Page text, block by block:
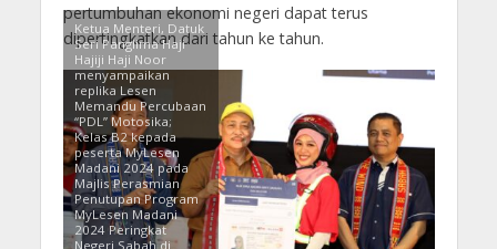
pertumbuhan ekonomi negeri dapat terus
dipertingkatkan dari tahun ke tahun.
Ketua Menteri, Datuk
Seri Panglima Haji
Hajiji Haji Noor
menyampaikan
replika Lesen
Memandu Percubaan
“PDL” Motosika;
Kelas B2 kepada
peserta MyLesen
Madani 2024 pada
Majlis Perasmian
Penutupan Program
MyLesen Madani
2024 Peringkat
Negeri Sabah di